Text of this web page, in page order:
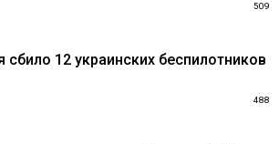
509
12 украинских беспилотников
488